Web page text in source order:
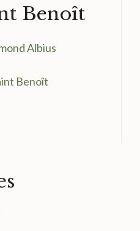
Benoît
Albius
Benoît